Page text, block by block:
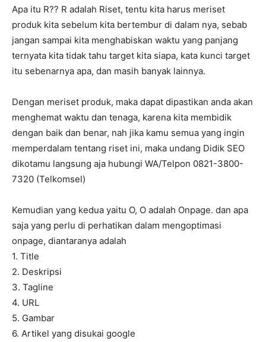
Apa itu R?? R adalah Riset, tentu kita harus meriset
produk kita sebelum kita bertembur di dalam nya, sebab
jangan sampai kita menghabiskan waktu yang panjang
ternyata kita tidak tahu target kita siapa, kata kunci target
itu sebenarnya apa, dan masih banyak lainnya.
Dengan meriset produk, maka dapat dipastikan anda akan
menghemat waktu dan tenaga, karena kita membidik
dengan baik dan benar, nah jika kamu semua yang ingin
memperdalam tentang riset ini, maka undang Didik SEO
dikotamu langsung aja hubungi WA/Telpon 0821-3800-
7320 (Telkomsel)
Kemudian yang kedua yaitu O, O adalah Onpage. dan apa
saja yang perlu di perhatikan dalam mengoptimasi
onpage, diantaranya adalah
1. Title
2. Deskripsi
3. Tagline
4. URL
5. Gambar
6. Artikel yang disukai google